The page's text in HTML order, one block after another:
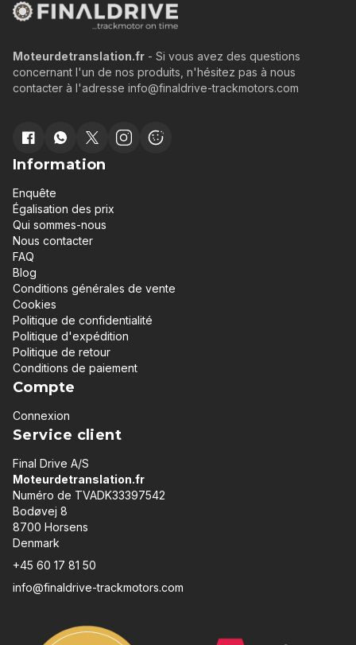
Moteurdetranslation.fr - Si vous avez des questions
concernant l'un de nos produits, n'hésitez pas à nous
contacter à l'adresse info@finaldrive-trackmotors.com
Information
Enquête
Égalisation des prix
Qui sommes-nous
Nous contacter
FAQ
Blog
Conditions générales de vente
Cookies
Politique de confidentialité
Politique d'expédition
Politique de retour
Conditions de paiement
Compte
Connexion
Service client
Final Drive A/S
Moteurdetranslation.fr
Numéro de TVADK33397542
Bodøvej 8
8700 Horsens
Denmark
+45 60 17 81 50
info@finaldrive-trackmotors.com